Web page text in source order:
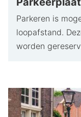
Parkeren is
loopafstand.
worden